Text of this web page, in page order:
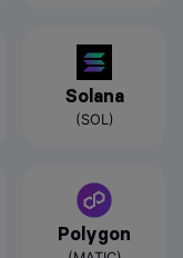
Solana
(SOL)
Polygon